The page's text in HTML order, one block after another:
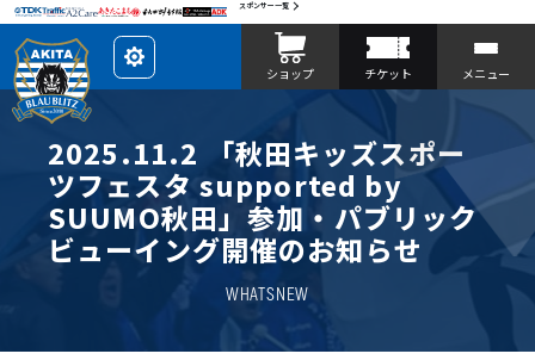
スポンサー一覧
レ
イ
ア
を
カ
ス
タ
マ
イ
ズ
ショップ チケット メニュー
2025.11.2 「秋田キッズスポー
ツフェスタ supported by
SUUMO秋田」参加・パブリック
ビューイング開催のお知らせ
WHATSNEW